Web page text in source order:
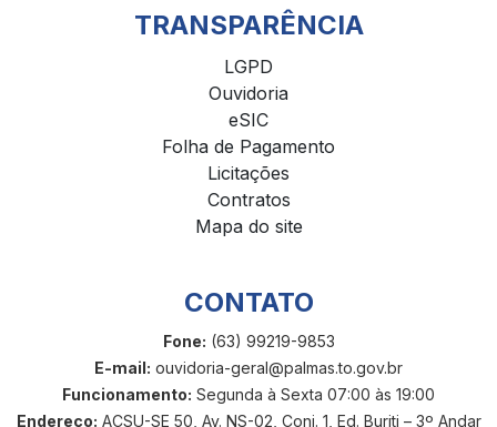
TRANSPARÊNCIA
LGPD
Ouvidoria
eSIC
Folha de Pagamento
Licitações
Contratos
Mapa do site
CONTATO
Fone: (63) 99219-9853
E-mail: ouvidoria-geral@palmas.to.gov.br
Funcionamento: Segunda à Sexta 07:00 às 19:00
Endereço: ACSU-SE 50, Av. NS-02, Conj. 1, Ed. Buriti – 3º Andar